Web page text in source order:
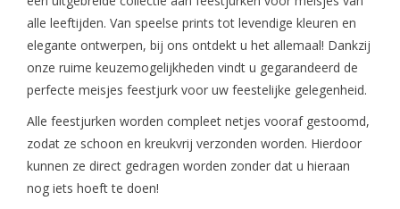
alle leeftijden. Van speelse prints tot levendige kleuren en
elegante ontwerpen, bij ons ontdekt u het allemaal! Dankzij
onze ruime keuzemogelijkheden vindt u gegarandeerd de
perfecte meisjes feestjurk voor uw feestelijke gelegenheid.
Alle feestjurken worden compleet netjes vooraf gestoomd,
zodat ze schoon en kreukvrij verzonden worden. Hierdoor
kunnen ze direct gedragen worden zonder dat u hieraan
nog iets hoeft te doen!